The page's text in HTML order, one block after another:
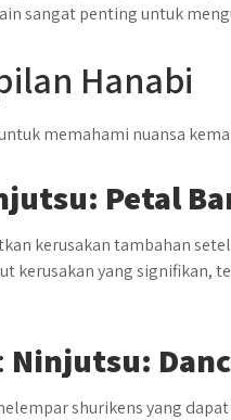
sangat penting untuk
Hanabi
memahami nuansa
Petal
kerusakan tambahan
kerusakan yang signifikan,
Ninjutsu:
shurikens yang dapat